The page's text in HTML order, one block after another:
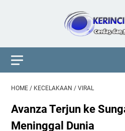
HOME / KECELAKAAN / VIRAL
Avanza Terjun ke
Meninggal Dunia